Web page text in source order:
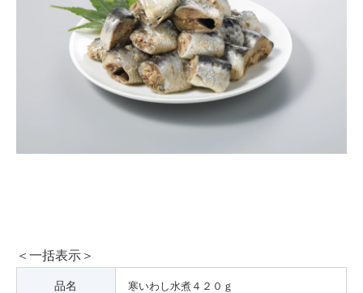
＜一括表示＞
品名 寒いわし水煮４２０ｇ